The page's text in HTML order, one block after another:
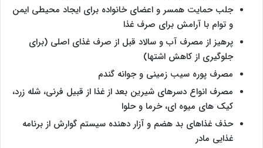
جلب حمایت همسر و اعضای خانواده برای ایجاد محیطی ایمن
و توام با آرامش برای صرف غذا
پرهیز از مصرف آب و سالاد قبل از صرف غذای اصلی (برای
جلوگیری از کاهش اشتها)
مصرف پوره سیب زمینی و جوانه گندم
مصرف انواع دسرهای شیرین بعد از غذا از قبیل فرنی، شله زرد،
کیک های میوه ای، خرما و حلوا
حذف غذاهای بد هضم و آزار دهنده سیستم گوارش از برنامه
غذایی مادر